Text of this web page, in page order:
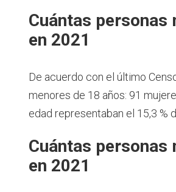
Cuántas personas
en 2021
De acuerdo con el último
menores de 18 años: 91
edad representaban el 15,3 %
Cuántas personas
en 2021